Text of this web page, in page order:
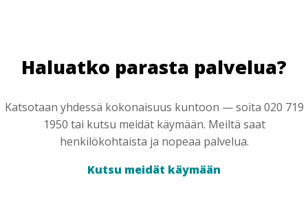
Haluatko parasta palvelua?
Katsotaan yhdessä kokonaisuus kuntoon — soita 020 719
1950 tai kutsu meidät käymään. Meiltä saat
henkilökohtaista ja nopeaa palvelua.
Kutsu meidät käymään